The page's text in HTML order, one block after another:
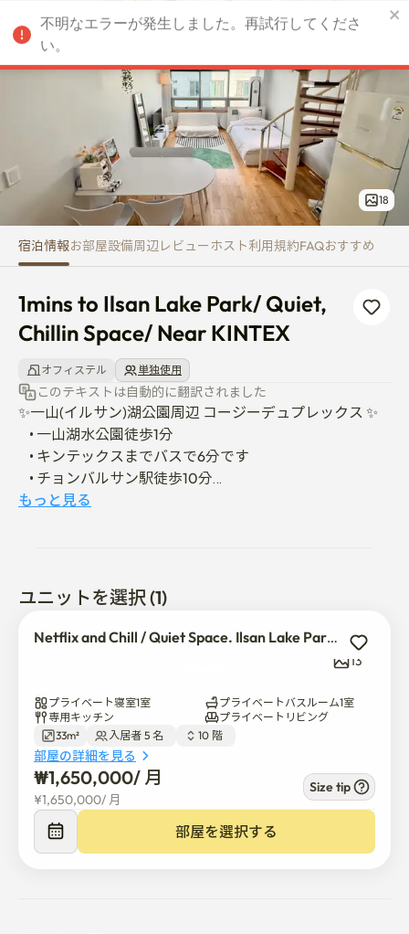
1mins to Ilsan Lake Park/
JPY
18
宿泊情報お部屋設備周辺 レビューホスト利用規約FAQおすすめ
1mins to Ilsan Lake Park/ Quiet,
Chillin Space/ Near KINTEX
オフィステル 単独使用
このテキストは自動的に翻訳されました
✨一山(イルサン)湖公園周辺 コージーデュプレックス ✨
	• 一山湖水公園徒歩1分
	• キンテックスまでバスで6分です
	• チョンバルサン駅徒歩10分
	• 静音性
	• スーパーシングルベッド 1階
	• +2ゲスト用ソファベッド
	• LG 46インチスマートテレビ（OTTサービス搭載）
	• スタイリッシュラグ、テーブル、ムードライト、ポス
🛒利便性
	• コンビニ1階
	• ホームプラス&ダイソー 向かい(2分)
🍳アメニティ
洗濯機、冷蔵庫、エアコン、電子レンジ、やかん、イリ
コーヒーマシン
もっと見る
ユニットを選択 (1)
Netflix and Chill / Quiet Space. Ilsan Lake Park 1 min walk
13
プライベート寝室1室
プライベートバスルーム1室
専用キッチン
プライベートリビング
33m²
入居者 5 名 10 階
部屋の詳細を見る
₩1,650,000/ 月
¥1,650,000/ 月
Size tip
部屋を選択する
不明なエラーが発生しました。再試行してくださ
い。